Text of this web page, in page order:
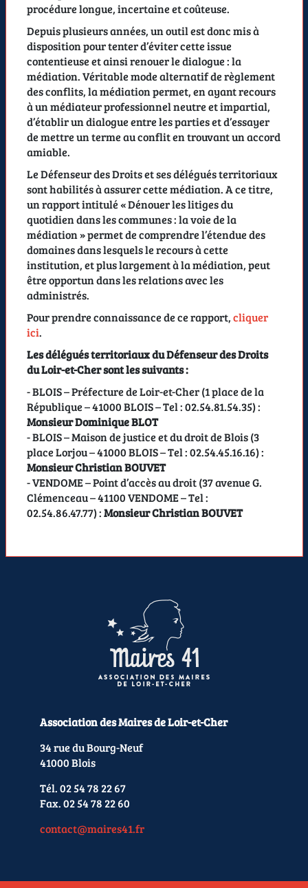
procédure longue, incertaine et coûteuse.
Depuis plusieurs années, un outil est donc mis à
disposition pour tenter d’éviter cette issue
contentieuse et ainsi renouer le dialogue : la
médiation. Véritable mode alternatif de règlement
des conflits, la médiation permet, en ayant recours
à un médiateur professionnel neutre et impartial,
d’établir un dialogue entre les parties et d’essayer
de mettre un terme au conflit en trouvant un accord
amiable.
Le Défenseur des Droits et ses délégués territoriaux
sont habilités à assurer cette médiation. A ce titre,
un rapport intitulé «Dénouer les litiges du
quotidien dans les communes : la voie de la
médiation» permet de comprendre l’étendue des
domaines dans lesquels le recours à cette
institution, et plus largement à la médiation, peut
être opportun dans les relations avec les
administrés.
Pour prendre connaissance de ce rapport,cliquer
ici.
Les délégués territoriaux du Défenseur des Droits
du Loir-et-Cher sont les suivants :
- BLOIS – Préfecture de Loir-et-Cher (1 place de la
République – 41000 BLOIS – Tel : 02.54.81.54.35) :
Monsieur Dominique BLOT
- BLOIS – Maison de justice et du droit de Blois (3
place Lorjou – 41000 BLOIS – Tel : 02.54.45.16.16) :
Monsieur Christian BOUVET
- VENDOME – Point d’accès au droit (37 avenue G.
Clémenceau – 41100 VENDOME – Tel :
02.54.86.47.77) :Monsieur Christian BOUVET
Association des Maires de Loir-et-Cher
34 rue du Bourg-Neuf
41000 Blois
Tél. 02 54 78 22 67
Fax. 02 54 78 22 60
contact@maires41.fr